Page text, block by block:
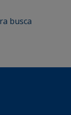
busca